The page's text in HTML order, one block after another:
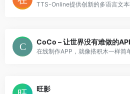
CoCo – 让世界没有难做的
在线制作APP，就像搭积木一样简
旺影